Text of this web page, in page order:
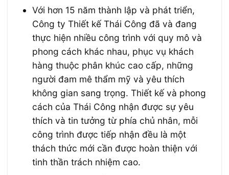
Với hơn 15 năm thành lập và phát triển,
Công ty Thiết kế Thái Công đã và đang
thực hiện nhiều công trình với quy mô và
phong cách khác nhau, phục vụ khách
hàng thuộc phân khúc cao cấp, những
người đam mê thẩm mỹ và yêu thích
không gian sang trọng. Thiết kế và phong
cách của Thái Công nhận được sự yêu
thích và tin tưởng từ phía chủ nhân, mỗi
công trình được tiếp nhận đều là một
thách thức mới cần được hoàn thiện với
tinh thần trách nhiệm cao.